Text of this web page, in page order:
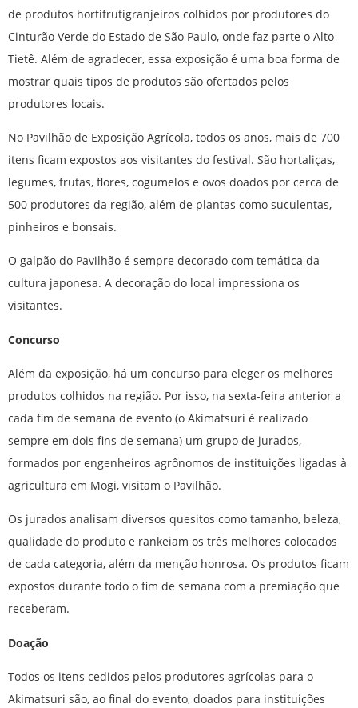
de produtos hortifrutigranjeiros colhidos por produtores do
Cinturão Verde do Estado de São Paulo, onde faz parte o Alto
Tietê. Além de agradecer, essa exposição é uma boa forma de
mostrar quais tipos de produtos são ofertados pelos
produtores locais.
No Pavilhão de Exposição Agrícola, todos os anos, mais de 700
itens ficam expostos aos visitantes do festival. São hortaliças,
legumes, frutas, flores, cogumelos e ovos doados por cerca de
500 produtores da região, além de plantas como suculentas,
pinheiros e bonsais.
O galpão do Pavilhão é sempre decorado com temática da
cultura japonesa. A decoração do local impressiona os
visitantes.
Concurso
Além da exposição, há um concurso para eleger os melhores
produtos colhidos na região. Por isso, na sexta-feira anterior a
cada fim de semana de evento (o Akimatsuri é realizado
sempre em dois fins de semana) um grupo de jurados,
formados por engenheiros agrônomos de instituições ligadas à
agricultura em Mogi, visitam o Pavilhão.
Os jurados analisam diversos quesitos como tamanho, beleza,
qualidade do produto e rankeiam os três melhores colocados
de cada categoria, além da menção honrosa. Os produtos ficam
expostos durante todo o fim de semana com a premiação que
receberam.
Doação
Todos os itens cedidos pelos produtores agrícolas para o
Akimatsuri são, ao final do evento, doados para instituições